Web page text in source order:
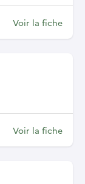
Voir la fiche
Voir la fiche